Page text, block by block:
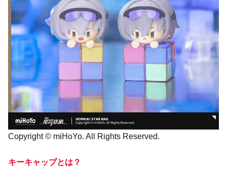
Copyright © miHoYo. All Rights Reserved.
キーキャップとは？